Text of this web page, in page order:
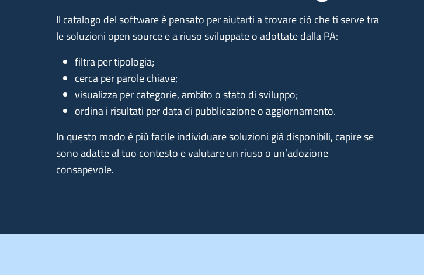
Il catalogo del software è pensato per aiutarti a trovare ciò che ti serve tra
le soluzioni open source e a riuso sviluppate o adottate dalla PA:
filtra per tipologia;
cerca per parole chiave;
visualizza per categorie, ambito o stato di sviluppo;
ordina i risultati per data di pubblicazione o aggiornamento.
In questo modo è più facile individuare soluzioni già disponibili, capire se
sono adatte al tuo contesto e valutare un riuso o un’adozione
consapevole.